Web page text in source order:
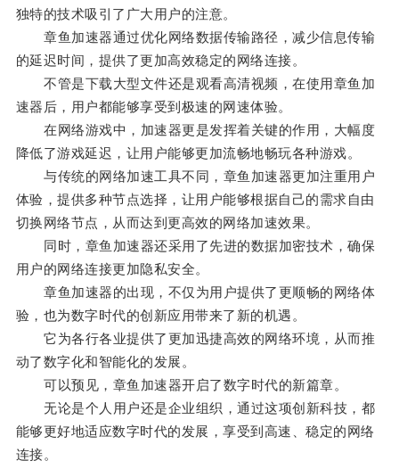
独特的技术吸引了广大用户的注意。
章鱼加速器通过优化网络数据传输路径，减少信息传输
的延迟时间，提供了更加高效稳定的网络连接。
不管是下载大型文件还是观看高清视频，在使用章鱼加
速器后，用户都能够享受到极速的网速体验。
在网络游戏中，加速器更是发挥着关键的作用，大幅度
降低了游戏延迟，让用户能够更加流畅地畅玩各种游戏。
与传统的网络加速工具不同，章鱼加速器更加注重用户
体验，提供多种节点选择，让用户能够根据自己的需求自由
切换网络节点，从而达到更高效的网络加速效果。
同时，章鱼加速器还采用了先进的数据加密技术，确保
用户的网络连接更加隐私安全。
章鱼加速器的出现，不仅为用户提供了更顺畅的网络体
验，也为数字时代的创新应用带来了新的机遇。
它为各行各业提供了更加迅捷高效的网络环境，从而推
动了数字化和智能化的发展。
可以预见，章鱼加速器开启了数字时代的新篇章。
无论是个人用户还是企业组织，通过这项创新科技，都
能够更好地适应数字时代的发展，享受到高速、稳定的网络
连接。